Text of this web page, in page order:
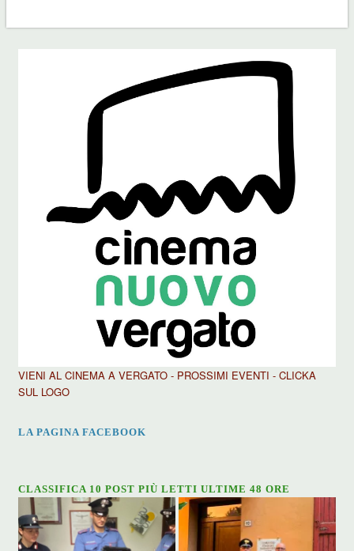
VIENI AL CINEMA A VERGATO - PROSSIMI EVENTI - CLICKA
SUL LOGO
LA PAGINA FACEBOOK
CLASSIFICA 10 POST PIÙ LETTI ULTIME 48 ORE